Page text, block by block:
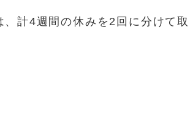
計4週間の休みを2回に分けて取